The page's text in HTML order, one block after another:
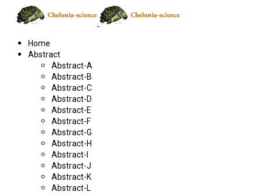
Home
Abstract
Abstract-A
Abstract-B
Abstract-C
Abstract-D
Abstract-E
Abstract-F
Abstract-G
Abstract-H
Abstract-I
Abstract-J
Abstract-K
Abstract-L